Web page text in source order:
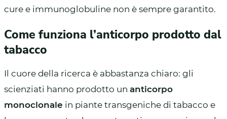
cure e immunoglobuline non è sempre garantito.
Come funziona l’anticorpo prodotto dal
tabacco
Il cuore della ricerca è abbastanza chiaro: gli
scienziati hanno prodotto un anticorpo
monoclonale in piante transgeniche di tabacco e